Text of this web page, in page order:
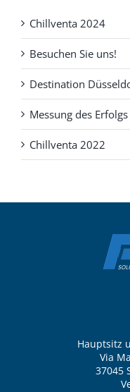
Chillventa 2024
Besuchen Sie uns!
Destination
Messung des
Chillventa 2022
Hauptsitz
Via
37045